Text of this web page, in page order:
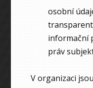
osobní
informační
práv
V organizaci